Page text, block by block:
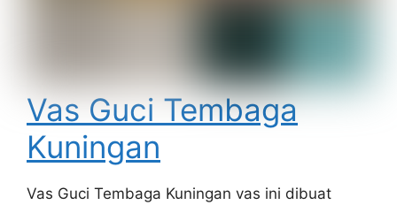
Vas Guci Tembaga
Kuningan
Vas Guci Tembaga Kuningan vas ini dibuat